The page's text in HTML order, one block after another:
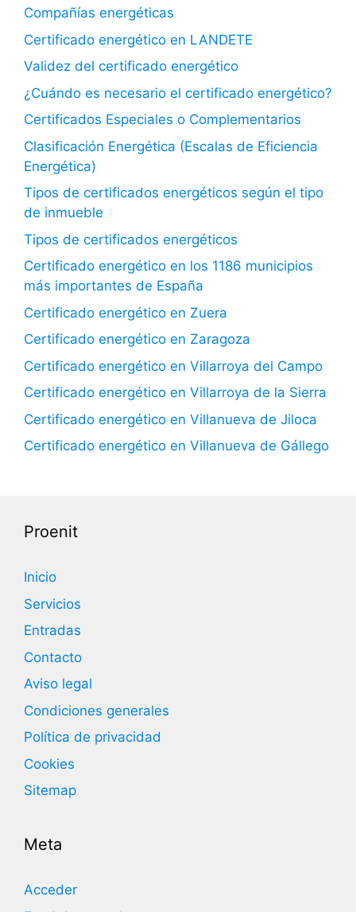
Compañías energéticas
Certificado energético en LANDETE
Validez del certificado energético
¿Cuándo es necesario el certificado energético?
Certificados Especiales o Complementarios
Clasificación Energética (Escalas de Eficiencia
Energética)
Tipos de certificados energéticos según el tipo
de inmueble
Tipos de certificados energéticos
Certificado energético en los 1186 municipios
más importantes de España
Certificado energético en Zuera
Certificado energético en Zaragoza
Certificado energético en Villarroya del Campo
Certificado energético en Villarroya de la Sierra
Certificado energético en Villanueva de Jiloca
Certificado energético en Villanueva de Gállego
Proenit
Inicio
Servicios
Entradas
Contacto
Aviso legal
Condiciones generales
Política de privacidad
Cookies
Sitemap
Meta
Acceder